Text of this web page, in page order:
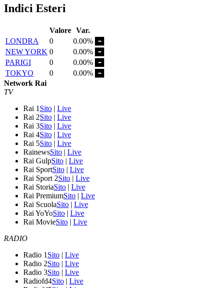
Indici Esteri
Valore Var.
LONDRA
0
0.00%
NEW YORK 0
0.00%
PARIGI
0
0.00%
TOKYO
0
0.00%
Network Rai
TV
Rai 1 Sito | Live
Rai 2Sito | Live
Rai 3Sito | Live
Rai 4Sito | Live
Rai 5Sito | Live
RainewsSito | Live
Rai GulpSito | Live
Rai SportSito | Live
Rai Sport 2Sito | Live
Rai StoriaSito | Live
Rai PremiumSito | Live
Rai ScuolaSito | Live
Rai YoYoSito | Live
Rai MovieSito | Live
RADIO
Radio 1 Sito | Live
Radio 2Sito | Live
Radio 3Sito | Live
Radiofd4Sito | Live